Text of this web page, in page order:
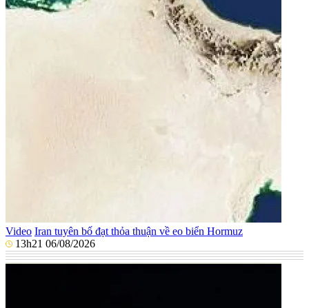
Video Iran tuyên bố đạt thỏa thuận về eo biển Hormuz
13h21 06/08/2026